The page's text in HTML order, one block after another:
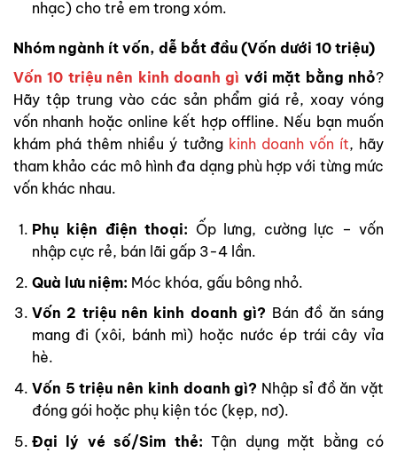
nhạc) cho trẻ em trong xóm.
Nhóm ngành ít vốn, dễ bắt đầu (Vốn dưới 10 triệu)
Vốn 10 triệu nên kinh doanh gì với mặt bằng nhỏ?
Hãy tập trung vào các sản phẩm giá rẻ, xoay vóng
vốn nhanh hoặc online kết hợp offline. Nếu bạn muốn
khám phá thêm nhiều ý tưởng kinh doanh vốn ít, hãy
tham khảo các mô hình đa dạng phù hợp với từng mức
vốn khác nhau.
Phụ kiện điện thoại: Ốp lưng, cường lực – vốn
nhập cực rẻ, bán lãi gấp 3-4 lần.
Quà lưu niệm: Móc khóa, gấu bông nhỏ.
Vốn 2 triệu nên kinh doanh gì? Bán đồ ăn sáng
mang đi (xôi, bánh mì) hoặc nước ép trái cây vỉa
hè.
Vốn 5 triệu nên kinh doanh gì? Nhập sỉ đồ ăn vặt
đóng gói hoặc phụ kiện tóc (kẹp, nơ).
Đại lý vé số/Sim thẻ: Tận dụng mặt bằng có